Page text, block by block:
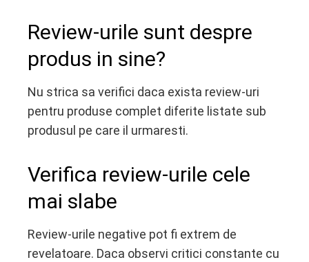
Review-urile sunt despre
produs in sine?
Nu strica sa verifici daca exista review-uri
pentru produse complet diferite listate sub
produsul pe care il urmaresti.
Verifica review-urile cele
mai slabe
Review-urile negative pot fi extrem de
revelatoare. Daca observi critici constante cu